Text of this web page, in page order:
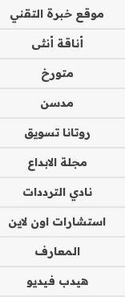
موقع خبرة التقني
أناقة أنثى
متورخ
مدسن
روتانا تسويق
مجلة الابداع
نادي الترددات
استشارات اون لاين
المعارف
هيدب فيديو